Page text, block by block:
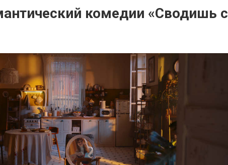
комедии «Сводишь с